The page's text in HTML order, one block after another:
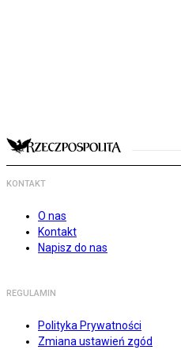
KONTAKT
O nas
Kontakt
Napisz do nas
REGULAMIN
Polityka Prywatności
Zmiana ustawień zgód